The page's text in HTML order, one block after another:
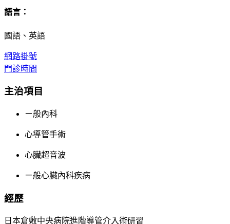
語言：
國語、英語
網路掛號
門診時間
主治項目
ㄧ般內科
心導管手術
心臟超音波
ㄧ般心臟內科疾病
經歷
日本倉敷中央病院進階導管介入術研習